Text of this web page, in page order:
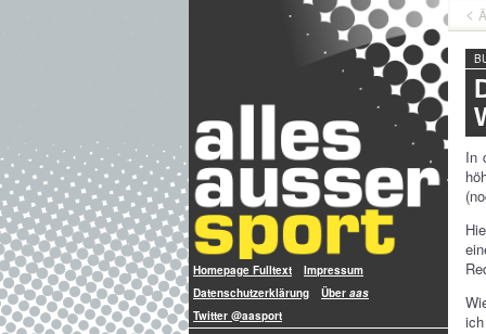
Homepage Fulltext
Impressum
Datenschutzerklärung
Über aas
Twitter @aasport
In